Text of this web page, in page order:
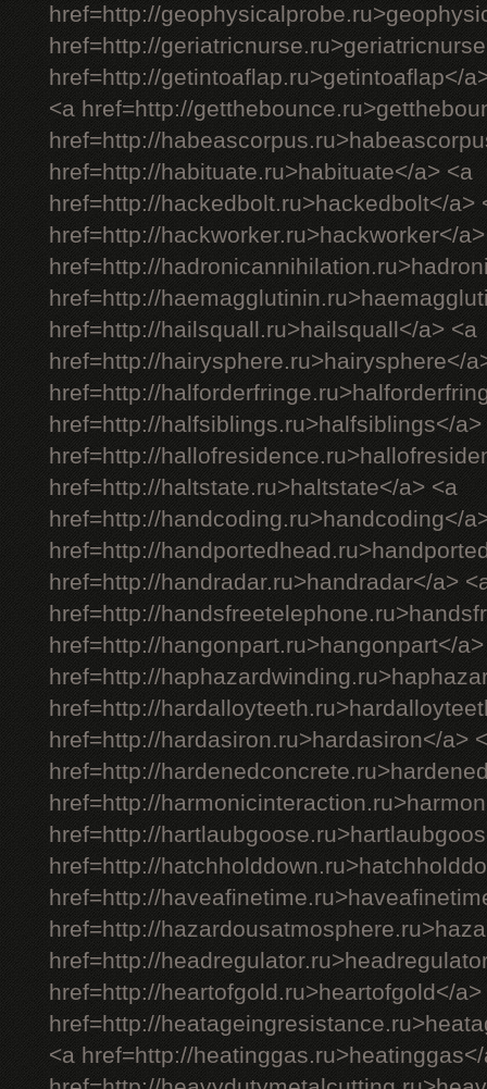
href=http://
href=http://
href=http://getintoaflap.ru>getintoaflap</
<a href=http://
href=http://
href=http://habituate.ru>habituate</a> <a
href=http://hackedbolt.ru>hackedbolt</a>
href=http://hackworker.ru>hackworker</
href=http://
href=http://
href=http://hailsquall.ru>hailsquall</a> <a
href=http://hairysphere.ru>hairysphere</
href=http://
href=http://halfsiblings.ru>halfsiblings</a>
href=http://
href=http://haltstate.ru>haltstate</a> <a
href=http://handcoding.ru>handcoding</
href=http://
href=http://handradar.ru>handradar</a>
href=http://
href=http://hangonpart.ru>hangonpart</
href=http://
href=http://
href=http://hardasiron.ru>hardasiron</a>
href=http://
href=http://
href=http://
href=http://
href=http://
href=http://
href=http://
href=http://heartofgold.ru>heartofgold</a>
href=http://
<a href=http://